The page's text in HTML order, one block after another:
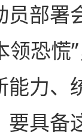
部署
领恐
能力、
要具备